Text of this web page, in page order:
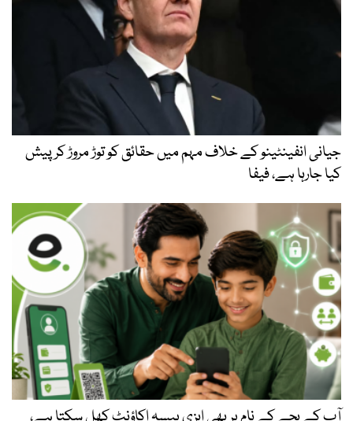
جیانی انفینٹینو کے خلاف مہم میں حقائق کو توڑ مروڑ کر پیش
کیا جارہا ہے، فیفا